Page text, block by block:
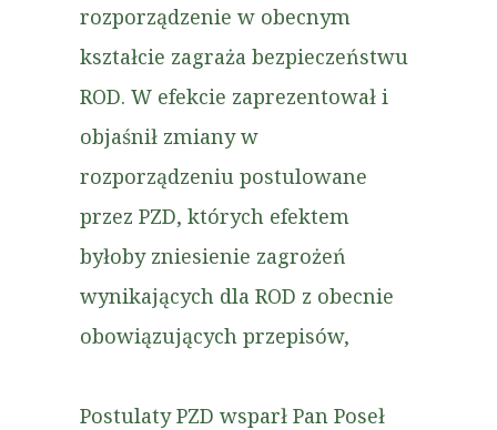
rozporządzenie w obecnym
kształcie zagraża bezpieczeństwu
ROD. W efekcie zaprezentował i
objaśnił zmiany w
rozporządzeniu postulowane
przez PZD, których efektem
byłoby zniesienie zagrożeń
wynikających dla ROD z obecnie
obowiązujących przepisów,
Postulaty PZD wsparł Pan Poseł